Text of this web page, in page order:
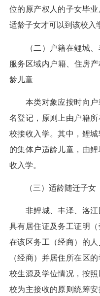
位的原产权人的子女毕
适龄子女才可以到该校入
（二）户籍在鲤城、
服务区域内户籍、住房
龄儿童
本类对象应按时向户
名登记，原则上由户籍
校接收入学。其中，鲤
的集体户适龄儿童，由
收入学。
（三）适龄随迁子女
非鲤城、丰泽、洛江
具有居住证及务工证明
在该区务工（经商）的
（经商）并居住所在区
校生源及学位情况，按
校为主接收的原则统筹